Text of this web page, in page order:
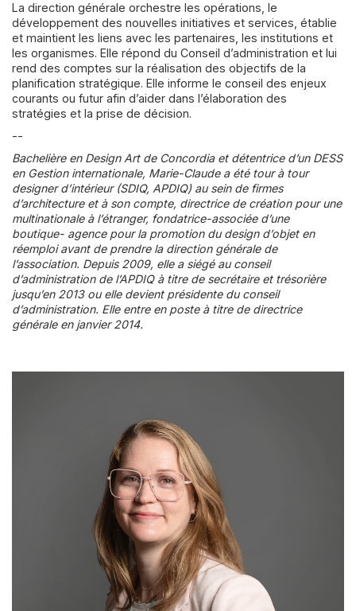
La direction générale orchestre les opérations, le
développement des nouvelles initiatives et services, établie
et maintient les liens avec les partenaires, les institutions et
les organismes. Elle répond du Conseil d’administration et lui
rend des comptes sur la réalisation des objectifs de la
planification stratégique. Elle informe le conseil des enjeux
courants ou futur afin d’aider dans l’élaboration des
stratégies et la prise de décision.
--
Bachelière en Design Art de Concordia et détentrice d’un DESS
en Gestion internationale, Marie-Claude a été tour à tour
designer d’intérieur (SDIQ, APDIQ) au sein de firmes
d’architecture et à son compte, directrice de création pour une
multinationale à l’étranger, fondatrice-associée d’une
boutique- agence pour la promotion du design d’objet en
réemploi avant de prendre la direction générale de
l’association. Depuis 2009, elle a siégé au conseil
d’administration de l’APDIQ à titre de secrétaire et trésorière
jusqu’en 2013 ou elle devient présidente du conseil
d’administration. Elle entre en poste à titre de directrice
générale en janvier 2014.